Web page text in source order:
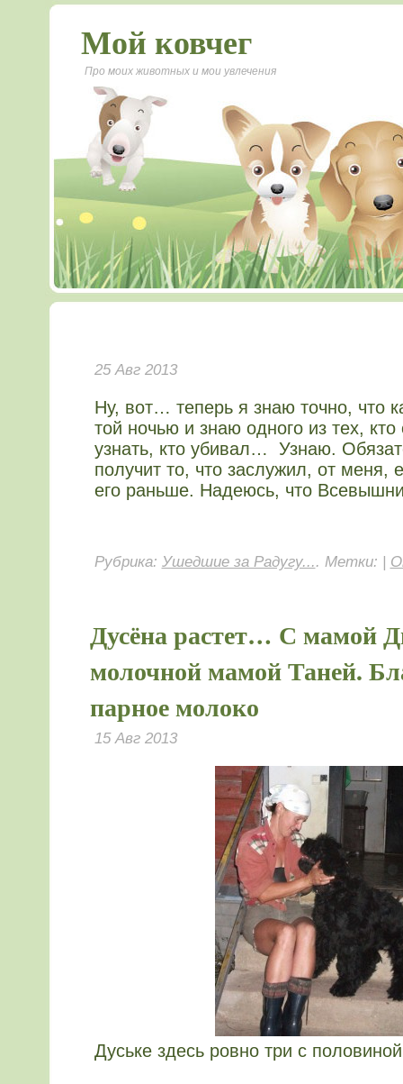
Мой ковчег
Про моих животных и мои увлечения
25 Авг 2013
Ну, вот… теперь я знаю точно, что
той ночью и знаю одного из тех,
узнать, кто убивал… Узнаю.
получит то, что заслужил, от меня,
его раньше. Надеюсь, что
Рубрика: Ушедшие за Радугу.... Метки: |
Дусёна растет… С мамой
молочной мамой Таней.
парное молоко
15 Авг 2013
Дуське здесь ровно три с